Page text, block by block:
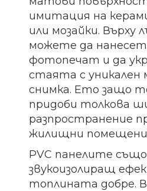
имитация на
или мозайки. Върху
можете да
фотопечат и да
стаята с уникален
снимка. Ето защо
придоби толкова
разпространение
жилищни
PVC панелите
звукоизолиращ
топлината добре. В